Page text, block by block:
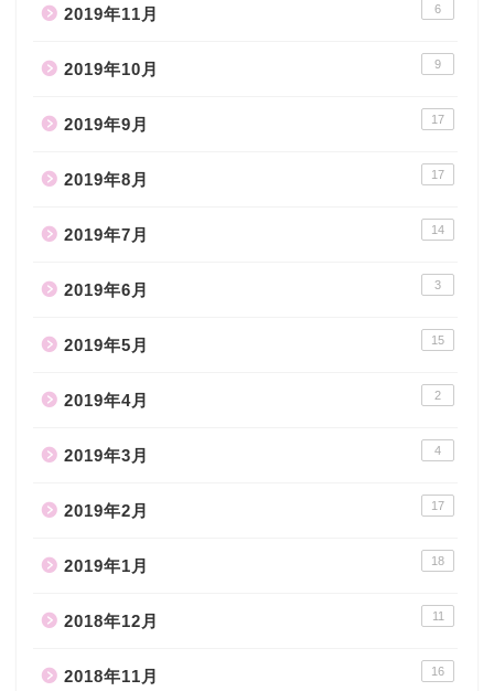
2019年11月 6
2019年10月 9
2019年9月 17
2019年8月 17
2019年7月 14
2019年6月 3
2019年5月 15
2019年4月 2
2019年3月 4
2019年2月 17
2019年1月 18
2018年12月 11
2018年11月 16